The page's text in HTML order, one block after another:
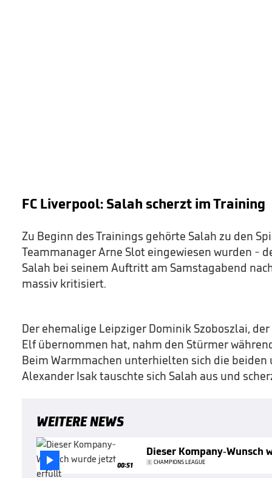
FC Liverpool: Salah scherzt im Training
Zu Beginn des Trainings gehörte Salah zu den
Teammanager Arne Slot eingewiesen wurden -
Salah bei seinem Auftritt am Samstagabend
massiv kritisiert.
Der ehemalige Leipziger Dominik Szoboszlai,
Elf übernommen hat, nahm den Stürmer
Beim Warmmachen unterhielten sich die beiden
Alexander Isak tauschte sich Salah aus und
WEITERE NEWS
 00:51
Dieser Kompany-
CHAMPIONS LEAGUE